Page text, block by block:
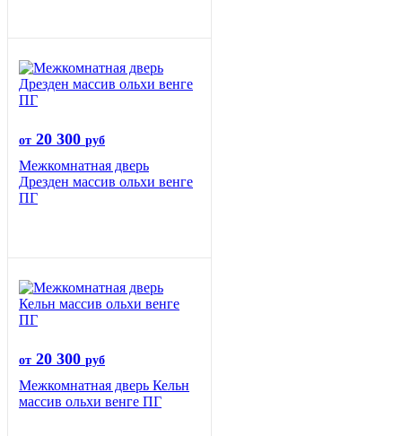
от 20 300 руб
Межкомнатная дверь
Дрезден массив ольхи венге
ПГ
от 20 300 руб
Межкомнатная дверь Кельн
массив ольхи венге ПГ